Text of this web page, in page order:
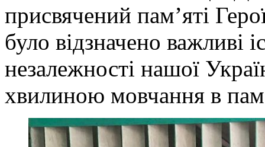
присвячений пам’яті
було відзначено важливі
незалежності нашої
хвилиною мовчання в